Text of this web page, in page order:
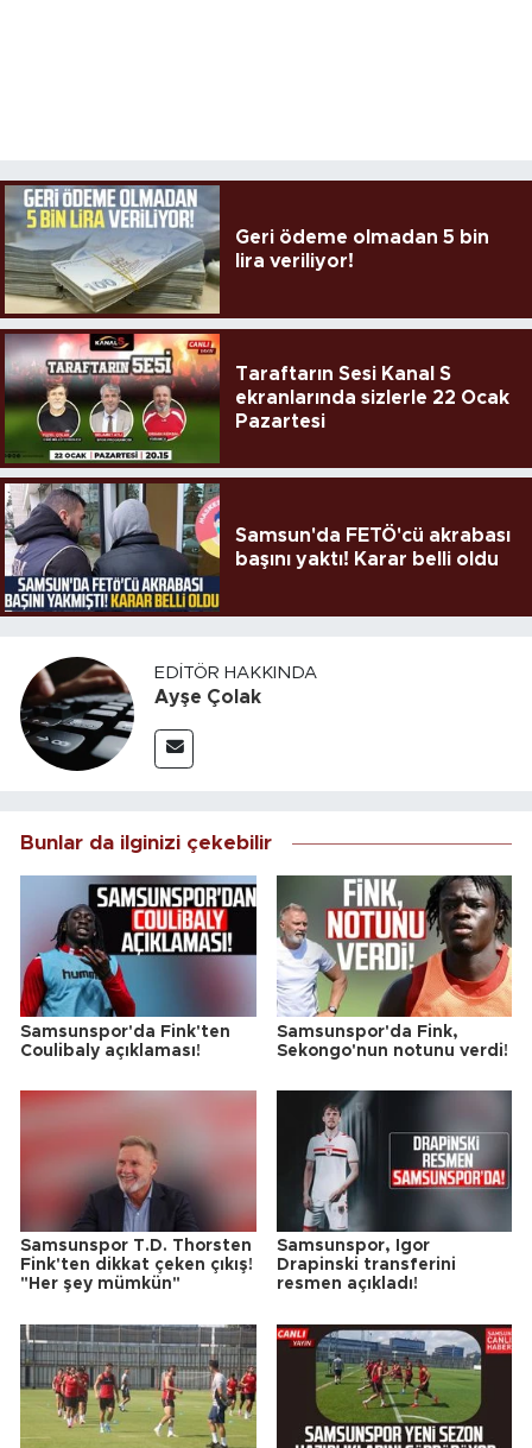
Geri ödeme olmadan 5 bin
lira veriliyor!
Taraftarın Sesi Kanal S
ekranlarında sizlerle 22 Ocak
Pazartesi
Samsun'da FETÖ'cü akrabası
başını yaktı! Karar belli oldu
EDITÖR HAKKINDA
Ayşe Çolak
Bunlar da ilginizi çekebilir
Samsunspor'da Fink'ten
Coulibaly açıklaması!
Samsunspor'da Fink,
Sekongo'nun notunu verdi!
Samsunspor T.D. Thorsten
Fink'ten dikkat çeken çıkış!
"Her şey mümkün"
Samsunspor, Igor
Drapinski transferini
resmen açıkladı!